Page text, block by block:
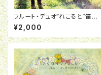
フルート・デュオ”れこると”笛の
音 収穫体験しませんか？
¥2,000